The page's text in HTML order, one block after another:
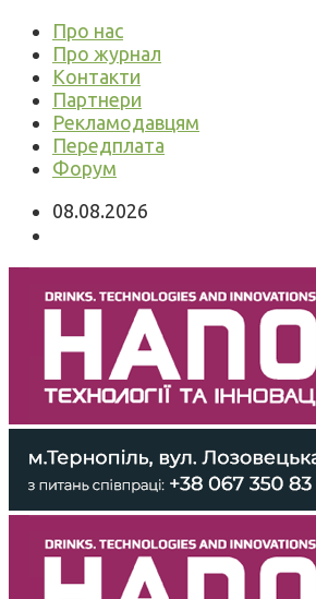
Про нас
Про журнал
Контакти
Партнери
Рекламодавцям
Передплата
Форум
08.08.2026